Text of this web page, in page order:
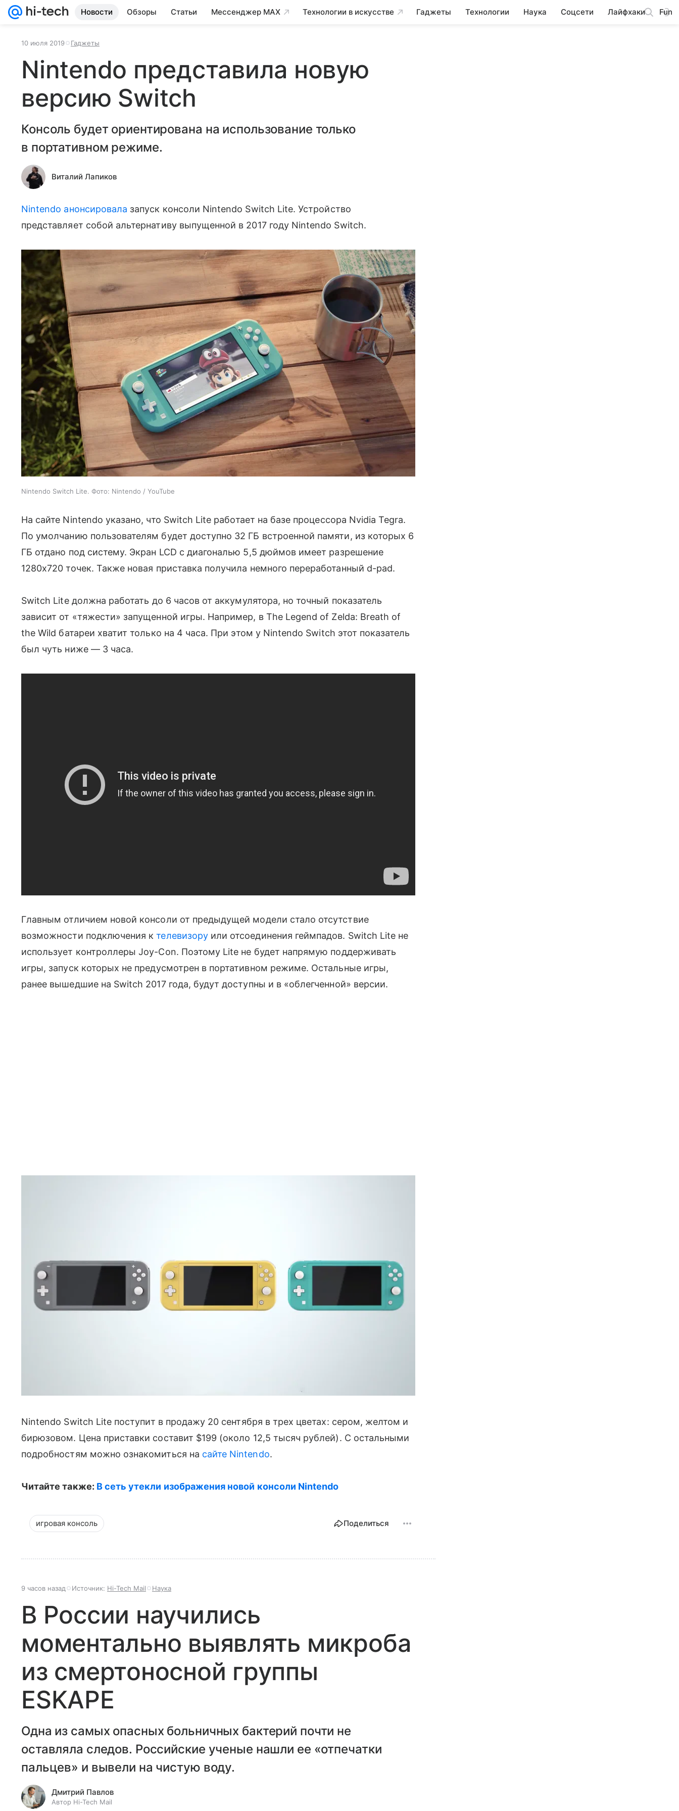
Новости Обзоры Статьи Мессенджер MAX Технологии в искусстве Гаджеты Технологии Наука Соцсети Лайфхаки Fun
10 июля 2019 Гаджеты
Nintendo представила новую
версию Switch
Консоль будет ориентирована на использование только
в портативном режиме.
Виталий Лапиков
Nintendo анонсировала запуск консоли Nintendo Switch Lite. Устройство
представляет собой альтернативу выпущенной в 2017 году Nintendo Switch.
Nintendo Switch Lite. Фото: Nintendo / YouTube
На сайте Nintendo указано, что Switch Lite работает на базе процессора Nvidia Tegra.
По умолчанию пользователям будет доступно 32 ГБ встроенной памяти, из которых 6
ГБ отдано под систему. Экран LCD с диагональю 5,5 дюймов имеет разрешение
1280x720 точек. Также новая приставка получила немного переработанный d-pad.
Switch Lite должна работать до 6 часов от аккумулятора, но точный показатель
зависит от «тяжести» запущенной игры. Например, в The Legend of Zelda: Breath of
the Wild батареи хватит только на 4 часа. При этом у Nintendo Switch этот показатель
был чуть ниже — 3 часа.
Главным отличием новой консоли от предыдущей модели стало отсутствие
возможности подключения ктелевизоруили отсоединения геймпадов. Switch Lite не
использует контроллеры Joy-Con. Поэтому Lite не будет напрямую поддерживать
игры, запуск которых не предусмотрен в портативном режиме. Остальные игры,
ранее вышедшие на Switch 2017 года, будут доступны и в «облегченной» версии.
Nintendo Switch Lite поступит в продажу 20 сентября в трех цветах: сером, желтом и
бирюзовом. Цена приставки составит $199 (около 12,5 тысяч рублей). С остальными
подробностям можно ознакомиться на сайте Nintendo.
Читайте также: В сеть утекли изображения новой консоли Nintendo
игровая консоль Поделиться
9 часов назад Источник: Hi-Tech Mail Наука
В России научились
моментально выявлять микроба
из смертоносной группы
ESKAPE
Одна из самых опасных больничных бактерий почти не
оставляла следов. Российские ученые нашли ее «отпечатки
пальцев» и вывели на чистую воду.
Дмитрий Павлов
Автор Hi-Tech Mail